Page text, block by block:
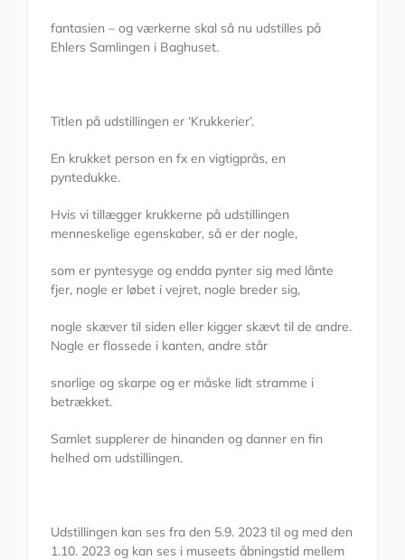
fantasien – og værkerne skal så nu udstilles på
Ehlers Samlingen i Baghuset.
Titlen på udstillingen er ‘Krukkerier’.
En krukket person en fx en vigtigprås, en
pyntedukke.
Hvis vi tillægger krukkerne på udstillingen
menneskelige egenskaber, så er der nogle,
som er pyntesyge og endda pynter sig med lånte
fjer, nogle er løbet i vejret, nogle breder sig,
nogle skæver til siden eller kigger skævt til de andre.
Nogle er flossede i kanten, andre står
snorlige og skarpe og er måske lidt stramme i
betrækket.
Samlet supplerer de hinanden og danner en fin
helhed om udstillingen.
Udstillingen kan ses fra den 5.9. 2023 til og med den
1.10. 2023 og kan ses i museets åbningstid mellem